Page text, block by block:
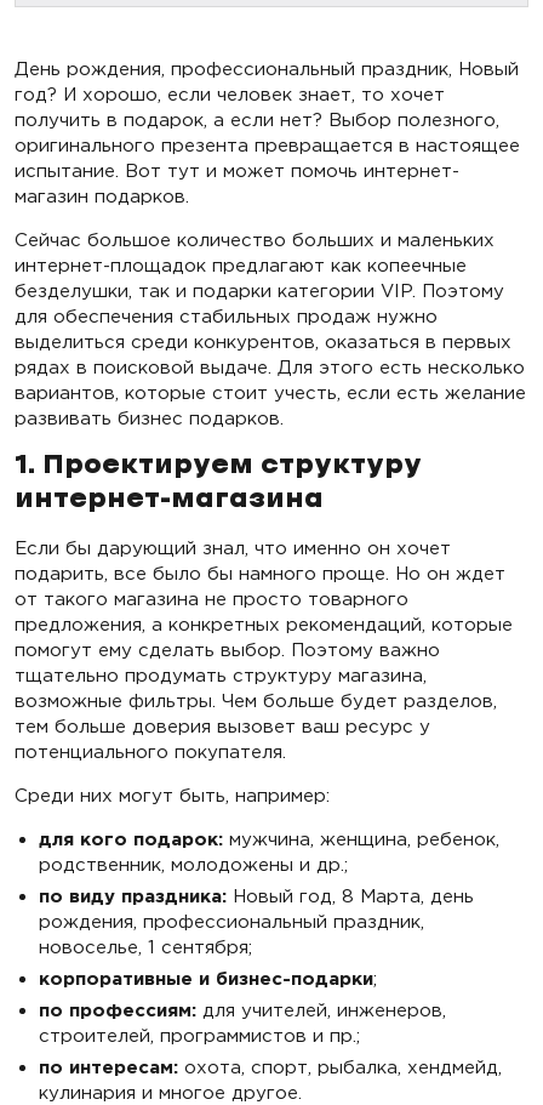
День рождения, профессиональный праздник, Новый
год? И хорошо, если человек знает, то хочет
получить в подарок, а если нет? Выбор полезного,
оригинального презента превращается в настоящее
испытание. Вот тут и может помочь интернет-
магазин подарков.
Сейчас большое количество больших и маленьких
интернет-площадок предлагают как копеечные
безделушки, так и подарки категории VIP. Поэтому
для обеспечения стабильных продаж нужно
выделиться среди конкурентов, оказаться в первых
рядах в поисковой выдаче. Для этого есть несколько
вариантов, которые стоит учесть, если есть желание
развивать бизнес подарков.
1. Проектируем структуру
интернет-магазина
Если бы дарующий знал, что именно он хочет
подарить, все было бы намного проще. Но он ждет
от такого магазина не просто товарного
предложения, а конкретных рекомендаций, которые
помогут ему сделать выбор. Поэтому важно
тщательно продумать структуру магазина,
возможные фильтры. Чем больше будет разделов,
тем больше доверия вызовет ваш ресурс у
потенциального покупателя.
Среди них могут быть, например:
для кого подарок: мужчина, женщина, ребенок,
родственник, молодожены и др.;
по виду праздника: Новый год, 8 Марта, день
рождения, профессиональный праздник,
новоселье, 1 сентября;
корпоративные и бизнес-подарки;
по профессиям: для учителей, инженеров,
строителей, программистов и пр.;
по интересам: охота, спорт, рыбалка, хендмейд,
кулинария и многое другое.